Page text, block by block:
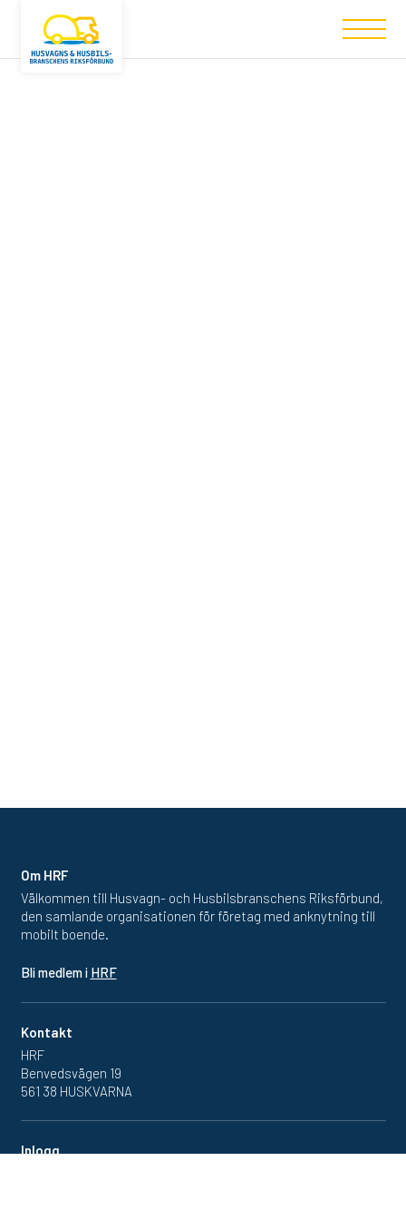
Nothing has been posted like that yet
Om HRF
Välkommen till Husvagn- och Husbilsbranschens Riksförbund,
den samlande organisationen för företag med anknytning till
mobilt boende.
Bli medlem i HRF
Kontakt
HRF
Benvedsvägen 19
561 38 HUSKVARNA
Inlogg